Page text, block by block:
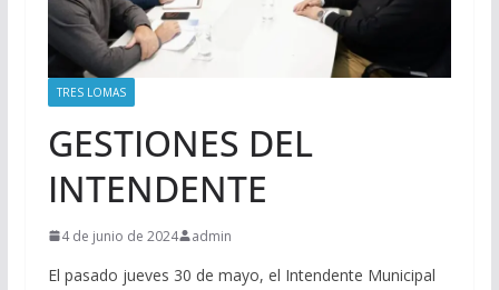
TRES LOMAS
GESTIONES DEL
INTENDENTE
4 de junio de 2024 admin
El pasado jueves 30 de mayo, el Intendente Municipal